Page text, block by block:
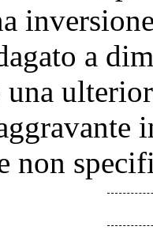
a
una
non